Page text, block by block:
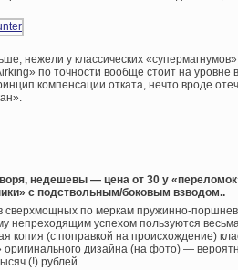
нежели у классических
по точности вообще стоит на уровне
компенсации отката, нечто вроде
недешевы — цена от 30 у
с подствольным/боковым взводом..
сверхмощных по меркам пружинно-
непреходящим успехом пользуются
копия (с поправкой на происхождение)
оригинального дизайна (на фото) —
(!) рублей.